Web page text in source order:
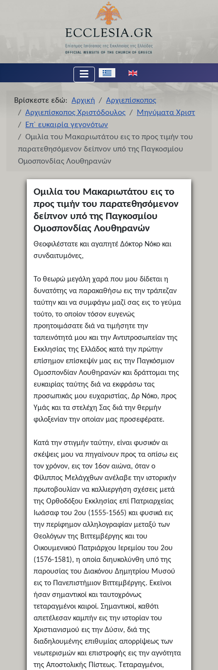
Επιλέξτε τη γλώσσα σας
Βρίσκεστε εδώ: Αρχική
Αρχιεπίσκοπος
Αρχιεπίσκοπος Χριστόδουλος
Μηνύματα Χριστ
Επ` ευκαιρία γεγονότων
Ομιλία του Μακαριωτάτου εις το προς τιμήν του
παρατεθησόμενον δείπνον υπό της Παγκοσμίου
Ομοσπονδίας Λουθηρανών
Ομιλία του Μακαριωτάτου εις το
προς τιμήν του παρατεθησόμενον
δείπνον υπό της Παγκοσμίου
Ομοσπονδίας Λουθηρανών
Θεοφιλέστατε και αγαπητέ Δόκτορ Νόκο και
συνδαιτυμόνες,
Το θεωρώ μεγάλη χαρά που μου δίδεται η
δυνατότης να παρακαθήσω εις την τράπεζαν
ταύτην και να συμφάγω μαζί σας εις το γεύμα
τούτο, το οποίον τόσον ευγενώς
προητοιμάσατε διά να τιμήσητε την
ταπεινότητά μου και την Αντιπροσωπείαν της
Εκκλησίας της Ελλάδος κατά την πρώτην
επίσημον επίσκεψίν μας εις την Παγκόσμιον
Ομοσπονδίαν Λουθηρανών και δράττομαι της
ευκαιρίας ταύτης διά να εκφράσω τας
προσωπικάς μου ευχαριστίας, Δρ Νόκο, προς
Υμάς και τα στελέχη Σας διά την θερμήν
φιλοξενίαν την οποίαν μας προσεφέρατε.
Κατά την στιγμήν ταύτην, είναι φυσικόν αι
σκέψεις μου να πηγαίνουν προς τα οπίσω εις
τον χρόνον, εις τον 16ον αιώνα, όταν ο
Φίλιππος Μελάγχθων ανέλαβε την ιστορικήν
πρωτοβουλίαν να καλλιεργήση σχέσεις μετά
της Ορθοδόξου Εκκλησίας επί Πατριαρχείας
Ιωάσαφ του 2ου (1555-1565) και φυσικά εις
την περίφημον αλληλογραφίαν μεταξύ των
Θεολόγων της Βιττεμβέργης και του
Οικουμενικού Πατριάρχου Ιερεμίου του 2ου
(1576-1581), η οποία διηυκολύνθη υπό της
παρουσίας του Διακόνου Δημητρίου Μυσού
εις το Πανεπιστήμιον Βιττεμβέργης. Εκείνοι
ήσαν σημαντικοί και ταυτοχρόνως
τεταραγμένοι καιροί. Σημαντικοί, καθότι
απετέλεσαν καμπήν εις την ιστορίαν του
Χριστιανισμού εις την Δύσιν, διά της
διαδηλουμένης επιθυμίας απορρίψεως των
νεωτερισμών και επιστροφής εις την αγνότητα
της Αποστολικής Πίστεως. Τεταραγμένοι,